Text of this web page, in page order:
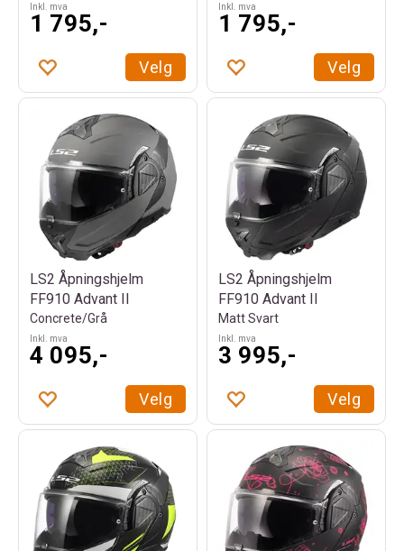
Inkl. mva
1 795,-
Velg
Inkl. mva
1 795,-
Velg
LS2 Åpningshjelm
FF910 Advant II
Concrete/Grå
Inkl. mva
4 095,-
Velg
LS2 Åpningshjelm
FF910 Advant II
Matt Svart
Inkl. mva
3 995,-
Velg